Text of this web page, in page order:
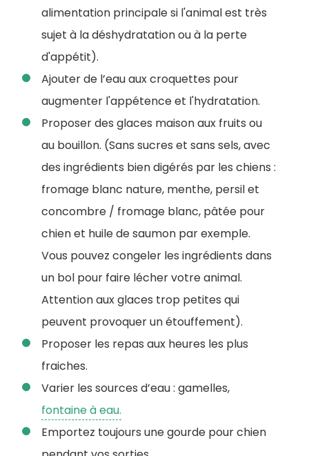
alimentation principale si l'animal est très
sujet à la déshydratation ou à la perte
d'appétit).
Ajouter de l’eau aux croquettes pour
augmenter l'appétence et l'hydratation.
Proposer des glaces maison aux fruits ou
au bouillon. (Sans sucres et sans sels, avec
des ingrédients bien digérés par les chiens :
fromage blanc nature, menthe, persil et
concombre / fromage blanc, pâtée pour
chien et huile de saumon par exemple.
Vous pouvez congeler les ingrédients dans
un bol pour faire lécher votre animal.
Attention aux glaces trop petites qui
peuvent provoquer un étouffement).
Proposer les repas aux heures les plus
fraiches.
Varier les sources d’eau : gamelles,
fontaine à eau.
Emportez toujours une gourde pour chien